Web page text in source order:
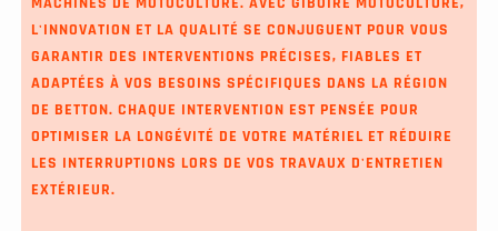
L'INNOVATION ET LA QUALITÉ SE CONJUGUENT POUR VOUS
GARANTIR DES INTERVENTIONS PRÉCISES, FIABLES ET
ADAPTÉES À VOS BESOINS SPÉCIFIQUES DANS LA RÉGION
DE BETTON. CHAQUE INTERVENTION EST PENSÉE POUR
OPTIMISER LA LONGÉVITÉ DE VOTRE MATÉRIEL ET RÉDUIRE
LES INTERRUPTIONS LORS DE VOS TRAVAUX D'ENTRETIEN
EXTÉRIEUR.